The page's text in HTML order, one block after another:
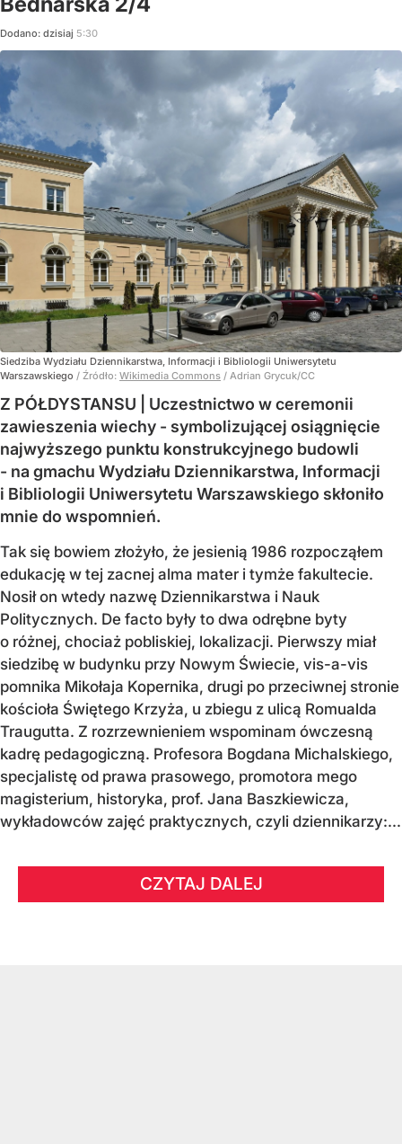
Dodano: dzisiaj 5:30
Siedziba Wydziału Dziennikarstwa, Informacji i Bibliologii Uniwersytetu
Warszawskiego / Źródło: Wikimedia Commons / Adrian Grycuk/CC
Z PÓŁDYSTANSU | Uczestnictwo w ceremonii
zawieszenia wiechy - symbolizującej osiągnięcie
najwyższego punktu konstrukcyjnego budowli
- na gmachu Wydziału Dziennikarstwa, Informacji
i Bibliologii Uniwersytetu Warszawskiego skłoniło
mnie do wspomnień.
Tak się bowiem złożyło, że jesienią 1986 rozpocząłem
edukację w tej zacnej alma mater i tymże fakultecie.
Nosił on wtedy nazwę Dziennikarstwa i Nauk
Politycznych. De facto były to dwa odrębne byty
o różnej, chociaż pobliskiej, lokalizacji. Pierwszy miał
siedzibę w budynku przy Nowym Świecie, vis-a-vis
pomnika Mikołaja Kopernika, drugi po przeciwnej stronie
kościoła Świętego Krzyża, u zbiegu z ulicą Romualda
Traugutta. Z rozrzewnieniem wspominam ówczesną
kadrę pedagogiczną. Profesora Bogdana Michalskiego,
specjalistę od prawa prasowego, promotora mego
magisterium, historyka, prof. Jana Baszkiewicza,
wykładowców zajęć praktycznych, czyli dziennikarzy:...
CZYTAJ DALEJ